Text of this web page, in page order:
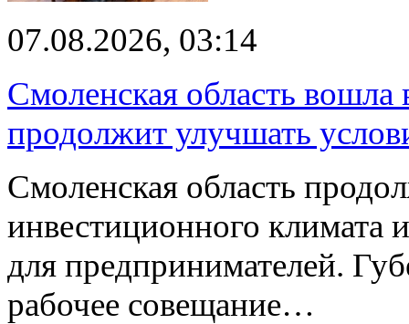
07.08.2026, 03:14
Смоленская область
продолжит улучшать
Смоленская область
инвестиционного климата
для предпринимателей.
рабочее совещание…